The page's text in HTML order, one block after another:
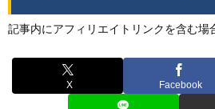
記事内にアフィリエイトリンクを含む場
X Facebook